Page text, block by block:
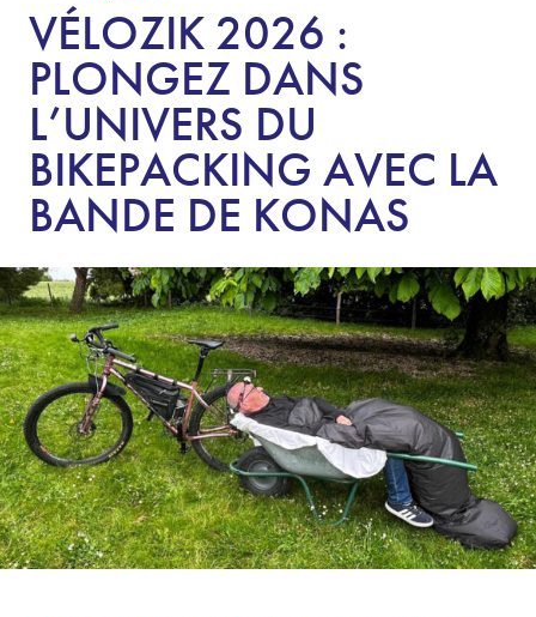
VÉLOZIK 2026 :
PLONGEZ DANS
L’UNIVERS DU
BIKEPACKING AVEC LA
BANDE DE KONAS